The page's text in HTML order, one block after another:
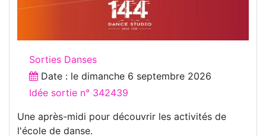
Sorties Danses
Date : le dimanche 6 septembre 2026
Idée sortie n° 342439
Une après-midi pour découvrir les activités de
l'école de danse.